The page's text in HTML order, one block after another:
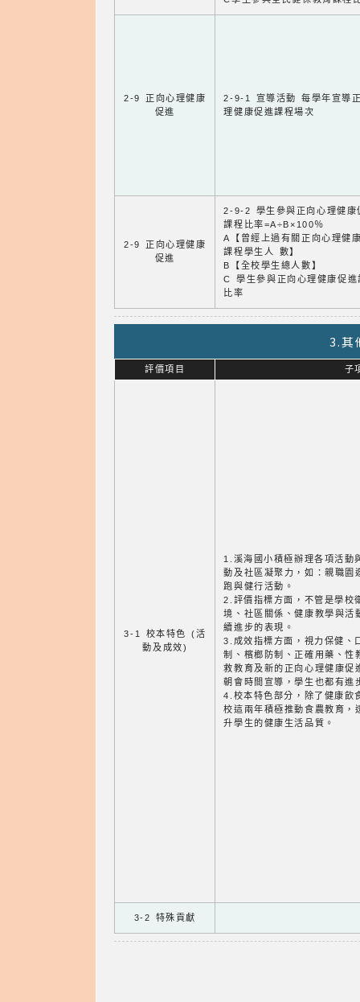
2-9 正向心理健康
促進
2-9-1 宣導活動 每學年宣導
理健康促進課程場次
2-9 正向心理健康
促進
2-9-2 學生參與正向心理健康
課程比率=A÷B×100％
A【曾經上過有關正向心理健
課程學生人 數】
B【全校學生總人數】
C 學生參與正向心理健康促進
比率
3.其
評價項目 子
3-1 校本特色 (活
動及成效)
1.溪海國小積極辦理各項活動
動及社區凝聚力，如：親職園
跑與健行活動。
2.評價指標方面，不管是學校
境、社區關係、健康教學與活
續進步的表現。
3.成效指標方面，視力保健、
制、檳榔防制、正確用藥、性
救教育及新的正向心理健康促
朝會時間宣導，學生也都有進
4.校本特色部分，除了健康飲
校這兩年積極推動食農教育，
升學生的健康生活品質。
3-2 特殊貢獻